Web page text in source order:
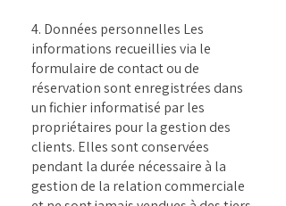
4. Données personnelles Les
informations recueillies via le
formulaire de contact ou de
réservation sont enregistrées dans
un fichier informatisé par les
propriétaires pour la gestion des
clients. Elles sont conservées
pendant la durée nécessaire à la
gestion de la relation commerciale